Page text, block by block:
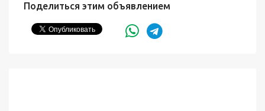
Поделиться этим объявлением